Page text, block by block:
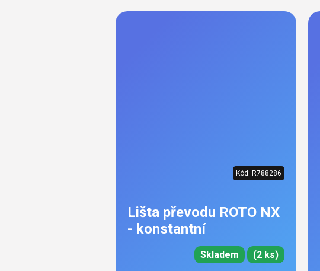
Kód: R788286
Lišta převodu ROTO NX
- konstantní
Skladem (2 ks)